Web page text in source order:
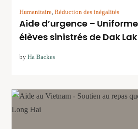
Humanitaire, Réduction des inégalités
Aide d’urgence –
élèves sinistrés de Dak Lak
by Ha Backes